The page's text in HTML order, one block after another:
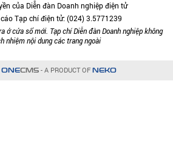
của Diễn đàn Doanh nghiệp điện tử
Tạp chí điện tử: (024) 3.5771239
ở cửa sổ mới. Tạp chí Diễn đàn Doanh nghiệp không
nhiệm nội dung các trang ngoài
ONECMS- A PRODUCT OF NEKO